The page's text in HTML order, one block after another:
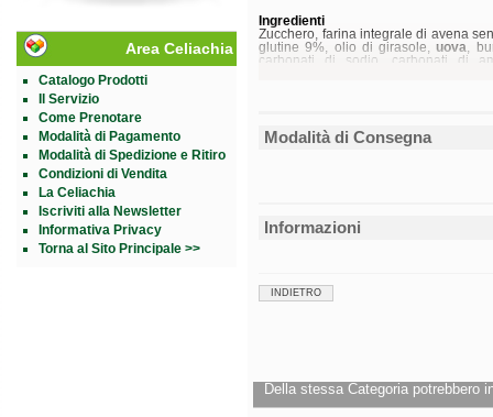
Area Celiachia
Catalogo Prodotti
Il Servizio
Come Prenotare
Modalità di Pagamento
Modalità di Spedizione e Ritiro
Condizioni di Vendita
La Celiachia
Iscriviti alla Newsletter
Informativa Privacy
Torna al Sito Principale >>
Ingredienti
Zucchero, farina integrale di avena
glutine 9%, olio di girasole,uova,
carbonati di sodio, carbonati di
di cui saturi
Formato
Modalità di Consegna
Informazioni
INDIETRO
Della stessa Categoria potrebbero